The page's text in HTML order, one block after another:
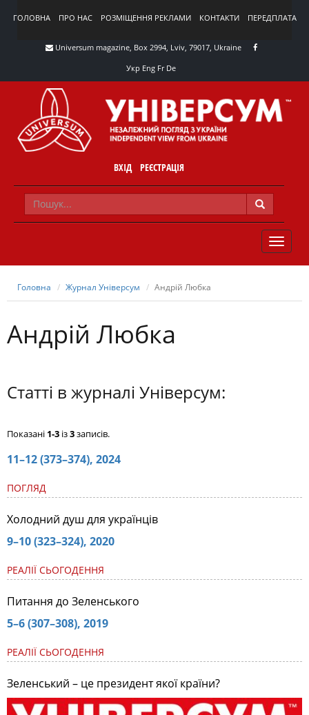
ГОЛОВНА ПРО НАС РОЗМІЩЕННЯ РЕКЛАМИ КОНТАКТИ ПЕРЕДПЛАТА
Universum magazine, Box 2994, Lviv, 79017, Ukraine
Укр Eng Fr De
ВХІД РЕЄСТРАЦІЯ
TOGGLE
Головна Журнал Універсум Андрій Любка
Андрій Любка
Статті в журналі Універсум:
Показані 1-3 із3записів.
11–12 (373–374), 2024
ПОГЛЯД
Холодний душ для українців
9–10 (323–324), 2020
РЕАЛІЇ СЬОГОДЕННЯ
Питання до Зеленського
5–6 (307–308), 2019
РЕАЛІЇ СЬОГОДЕННЯ
Зеленський – це президент якої країни?